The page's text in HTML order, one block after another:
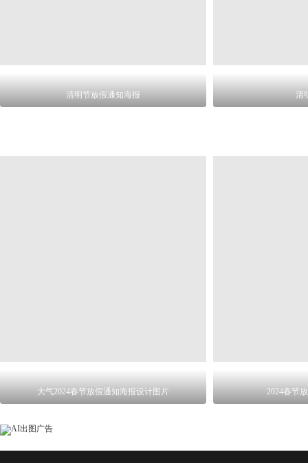
清明节放假通知海报 清
大气2024春节放假通知海报设计图片 2024春节